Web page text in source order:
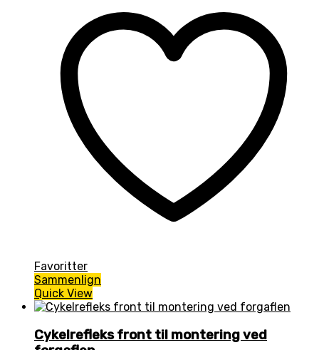
Favoritter
Sammenlign
Quick View
Cykelrefleks front til montering ved